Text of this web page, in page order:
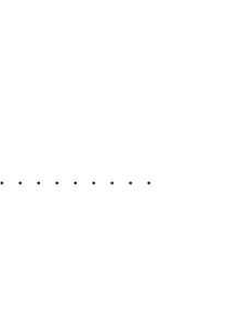
・・・・・・・・